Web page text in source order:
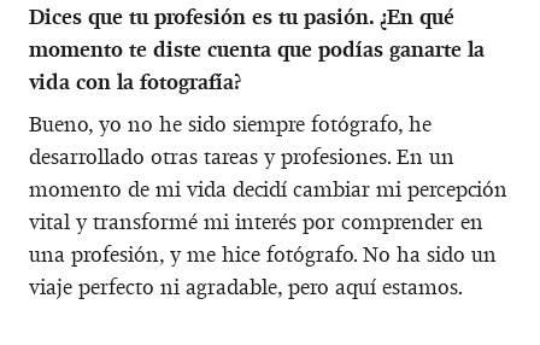
Dices que tu profesión es tu pasión. ¿En qué
momento te diste cuenta que podías ganarte la
vida con la fotografía?
Bueno, yo no he sido siempre fotógrafo, he
desarrollado otras tareas y profesiones. En un
momento de mi vida decidí cambiar mi percepción
vital y transformé mi interés por comprender en
una profesión, y me hice fotógrafo. No ha sido un
viaje perfecto ni agradable, pero aquí estamos.